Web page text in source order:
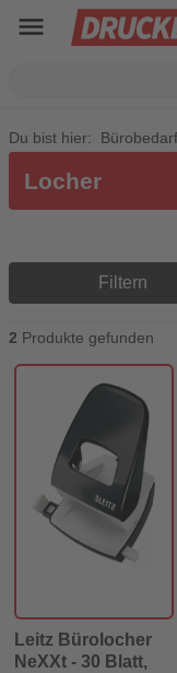
menu
Du bist hier: Bürobedarf
Locher
Filtern
Preisreihenfolge
2 Produkte gefunden
Leitz Bürolocher
NeXXt - 30 Blatt,